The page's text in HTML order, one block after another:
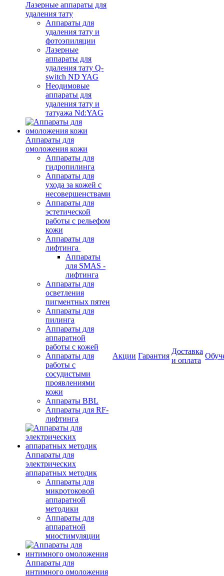
Лазерные аппараты для
удаления тату
Аппараты для
удаления тату и
фотоэпиляции
Лазерные
аппараты для
удаления тату Q-
switch ND YAG
Неодимовые
аппараты для
удаления тату и
татуажа Nd:YAG
Аппараты для
омоложения кожи
Аппараты для
гидропилинга
Аппараты для
ухода за кожей с
несовершенствами
Аппараты для
эстетической
работы с рельефом
кожи
Аппараты для
лифтинга
Аппараты
для SMAS -
лифтинга
Аппараты для
осветления
пигментных пятен
Аппараты для
пилинга
Аппараты для
аппаратной
работы с кожей
Аппараты для
работы с
сосудистыми
проявлениями
кожи
Аппараты BBL
Аппараты для RF-
лифтинга
Аппараты для
электрических
аппаратных методик
Аппараты для
микротоковой
аппаратной
методики
Аппараты для
аппаратной
миостимуляции
Аппараты для
интимного омоложения
Акции Гарантия
Доставка
и оплата